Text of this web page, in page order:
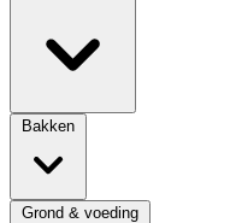
Bakken
Grond & voeding